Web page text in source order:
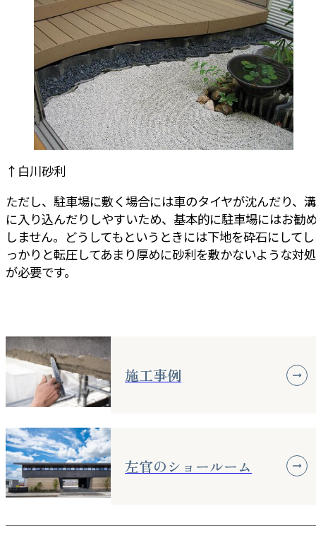
↑白川砂利
ただし、駐車場に敷く場合には車のタイヤが沈んだり、溝
に入り込んだりしやすいため、基本的に駐車場にはお勧
しません。どうしてもというときには下地を砕石にしてし
っかりと転圧してあまり厚めに砂利を敷かないような対処
が必要です。
施工事例
左官のショールーム